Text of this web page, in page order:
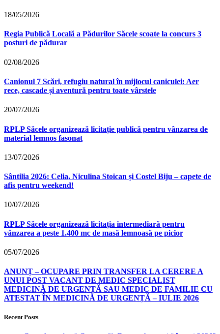
18/05/2026
Regia Publică Locală a Pădurilor Săcele scoate la concurs 3
posturi de pădurar
02/08/2026
Canionul 7 Scări, refugiu natural în mijlocul caniculei: Aer
rece, cascade și aventură pentru toate vârstele
20/07/2026
RPLP Săcele organizează licitație publică pentru vânzarea de
material lemnos fasonat
13/07/2026
Sântilia 2026: Celia, Niculina Stoican și Costel Biju – capete de
afis pentru weekend!
10/07/2026
RPLP Săcele organizează licitația intermediară pentru
vânzarea a peste 1.400 mc de masă lemnoasă pe picior
05/07/2026
ANUNȚ – OCUPARE PRIN TRANSFER LA CERERE A
UNUI POST VACANT DE MEDIC SPECIALIST
MEDICINĂ DE URGENȚĂ SAU MEDIC DE FAMILIE CU
ATESTAT ÎN MEDICINĂ DE URGENȚĂ – IULIE 2026
Recent Posts